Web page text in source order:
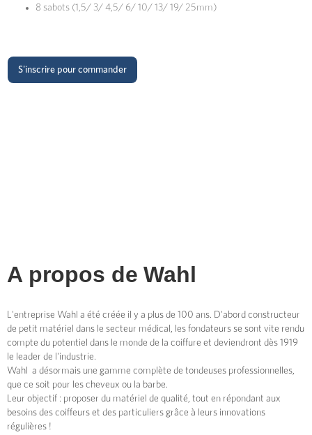
8 sabots (1,5/ 3/ 4,5/ 6/ 10/ 13/ 19/ 25mm)
S'inscrire pour commander
A propos de Wahl
L'entreprise Wahl a été créée il y a plus de 100 ans. D'abord constructeur
de petit matériel dans le secteur médical, les fondateurs se sont vite rendu
compte du potentiel dans le monde de la coiffure et deviendront dès 1919
le leader de l'industrie.
Wahl a désormais une gamme complète de tondeuses professionnelles,
que ce soit pour les cheveux ou la barbe.
Leur objectif : proposer du matériel de qualité, tout en répondant aux
besoins des coiffeurs et des particuliers grâce à leurs innovations
régulières !